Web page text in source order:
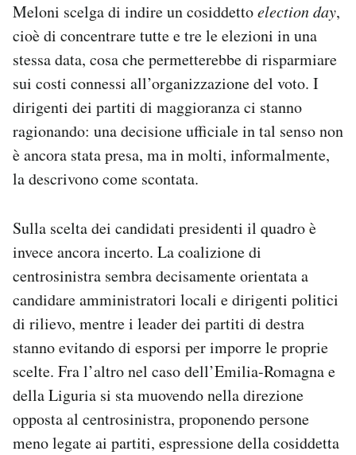
Meloni scelga di indire un cosiddettoelection day,
cioè di concentrare tutte e tre le elezioni in una
stessa data, cosa che permetterebbe di risparmiare
sui costi connessi all’organizzazione del voto. I
dirigenti dei partiti di maggioranza ci stanno
ragionando: una decisione ufficiale in tal senso non
è ancora stata presa, ma in molti, informalmente,
la descrivono come scontata.
Sulla scelta dei candidati presidenti il quadro è
invece ancora incerto. La coalizione di
centrosinistra sembra decisamente orientata a
candidare amministratori locali e dirigenti politici
di rilievo, mentre i leader dei partiti di destra
stanno evitando di esporsi per imporre le proprie
scelte. Fra l’altro nel caso dell’Emilia-Romagna e
della Liguria si sta muovendo nella direzione
opposta al centrosinistra, proponendo persone
meno legate ai partiti, espressione della cosiddetta